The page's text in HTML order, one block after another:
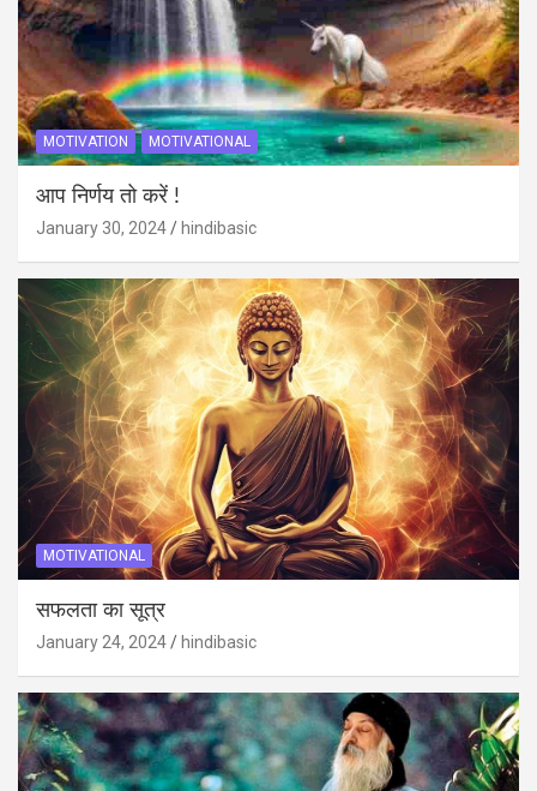
MOTIVATION MOTIVATIONAL
आप निर्णय तो करें !
January 30, 2024 hindibasic
MOTIVATIONAL
सफलता का सूत्र
January 24, 2024 hindibasic